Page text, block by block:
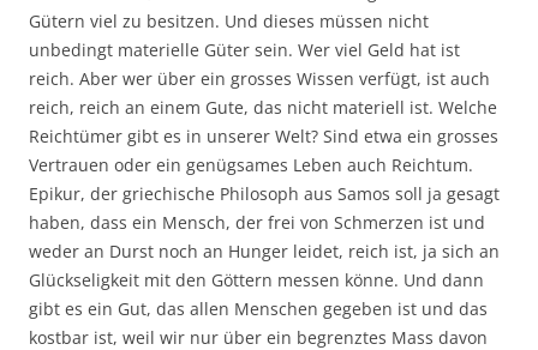
Gütern viel zu besitzen. Und dieses müssen nicht
unbedingt materielle Güter sein. Wer viel Geld hat ist
reich. Aber wer über ein grosses Wissen verfügt, ist auch
reich, reich an einem Gute, das nicht materiell ist. Welche
Reichtümer gibt es in unserer Welt? Sind etwa ein grosses
Vertrauen oder ein genügsames Leben auch Reichtum.
Epikur, der griechische Philosoph aus Samos soll ja gesagt
haben, dass ein Mensch, der frei von Schmerzen ist und
weder an Durst noch an Hunger leidet, reich ist, ja sich an
Glückseligkeit mit den Göttern messen könne. Und dann
gibt es ein Gut, das allen Menschen gegeben ist und das
kostbar ist, weil wir nur über ein begrenztes Mass davon